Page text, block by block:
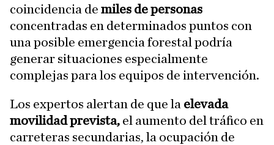
coincidencia de miles de personas
concentradas en determinados puntos con
una posible emergencia forestal podría
generar situaciones especialmente
complejas para los equipos de intervención.
Los expertos alertan de que la elevada
movilidad prevista, el aumento del tráfico en
carreteras secundarias, la ocupación de